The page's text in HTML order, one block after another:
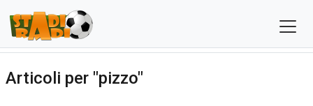
Articoli per "pizzo"